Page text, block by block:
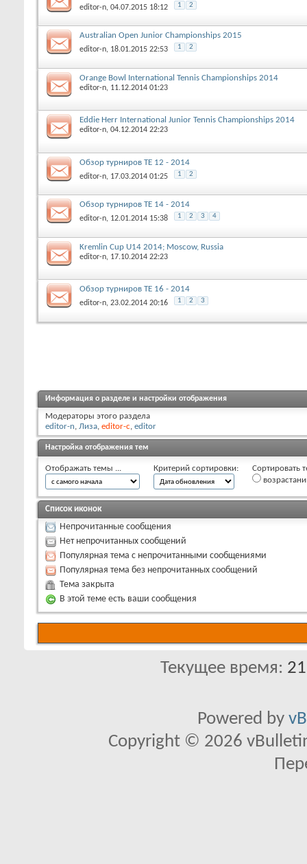
editor-n, 04.07.2015 18:12 1 2
Australian Open Junior Championships 2015
editor-n, 18.01.2015 22:53 1 2
Orange Bowl International Tennis Championships 2014
editor-n, 11.12.2014 01:23
Eddie Herr International Junior Tennis Championships 2014
editor-n, 04.12.2014 22:23
Обзор турниров ТЕ 12 - 2014
editor-n, 17.03.2014 01:25 1 2
Обзор турниров ТЕ 14 - 2014
editor-n, 12.01.2014 15:38 1 2 3 4
Kremlin Cup U14 2014; Moscow, Russia
editor-n, 17.10.2014 22:23
Обзор турниров ТЕ 16 - 2014
editor-n, 23.02.2014 20:16 1 2 3
Информация о разделе и настройки отображения
Модераторы этого раздела
editor-n, Лиза, editor-c, editor
Настройка отображения тем
Отображать темы ... Критерий сортировки:
Сортировать
Список иконок
Непрочитанные сообщения
Нет непрочитанных сообщений
Популярная тема с непрочитанными сообщениями
Популярная тема без непрочитанных сообщений
Тема закрыта
В этой теме есть ваши сообщения
Текущее время:
Powered by
Copyright © 2026